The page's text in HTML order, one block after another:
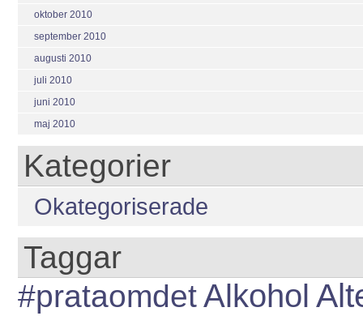
oktober 2010
september 2010
augusti 2010
juli 2010
juni 2010
maj 2010
Kategorier
Okategoriserade
Taggar
#prataomdetAlkohol